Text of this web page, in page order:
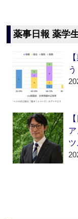
薬事日報 薬学
う